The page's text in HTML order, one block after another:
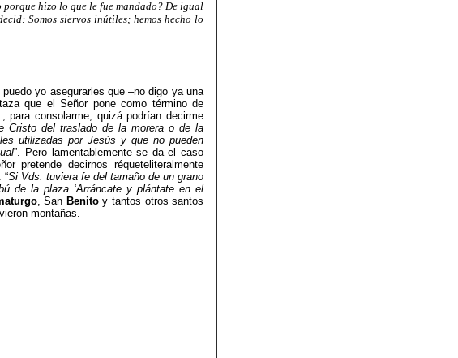
porque hizo lo que le fue mandado? De igual
Somos siervos inútiles; hemos hecho lo
yo asegurarles que –no digo ya una
que el Señor pone como término de
consolarme, quizá podrían decirme
del traslado de la morera o de la
utilizadas por Jesús y que no pueden
”. Pero lamentablemente se da el caso
pretende decirnos réqueteliteralmente
“Si Vds. tuviera fe del tamaño de un grano
de la plaza ‘Arráncate y plántate en el
, San Benitoy tantos otros santos
montañas.